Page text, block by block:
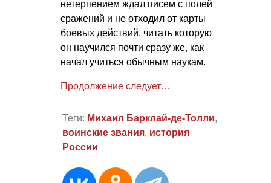
нетерпением ждал писем с полей
сражений и не отходил от карты
боевых действий, читать которую
он научился почти сразу же, как
начал учиться обычным наукам.
Продолжение следует…
Теги: Михаил Барклай-де-Толли,
воинские звания, история
России